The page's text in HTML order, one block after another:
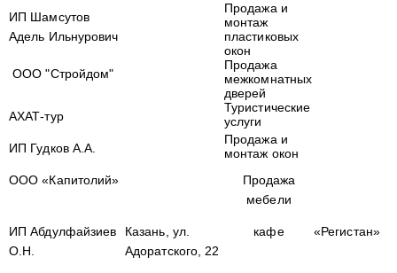
ИП Шамсутов
Адель Ильнурович
Продажа и
монтаж
пластиковых
окон
ООО "Стройдом"
Продажа
межкомнатных
дверей
АХАТ-тур
Туристические
услуги
ИП Гудков А.А.
Продажа и
монтаж окон
ООО «Капитолий»
Продажа
мебели
ИП Абдулфайзиев
О.Н.
Казань, ул.
Адоратского, 22
кафе «Регистан»